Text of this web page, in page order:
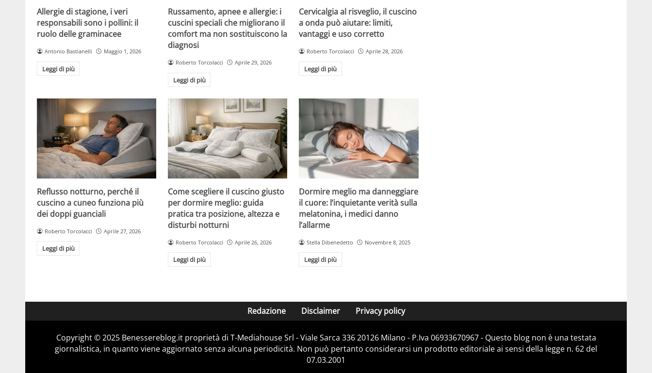
Allergie di stagione, i veri
responsabili sono i pollini: il
ruolo delle graminacee
Antonio Bastianelli Maggio 1, 2026
Leggi di più
Russamento, apnee e allergie: i
cuscini speciali che migliorano il
comfort ma non sostituiscono la
diagnosi
Roberto Torcolacci Aprile 29, 2026
Leggi di più
Cervicalgia al risveglio, il cuscino
a onda può aiutare: limiti,
vantaggi e uso corretto
Roberto Torcolacci Aprile 28, 2026
Leggi di più
Reflusso notturno, perché il
cuscino a cuneo funziona più
dei doppi guanciali
Roberto Torcolacci Aprile 27, 2026
Leggi di più
Come scegliere il cuscino giusto
per dormire meglio: guida
pratica tra posizione, altezza e
disturbi notturni
Roberto Torcolacci Aprile 26, 2026
Leggi di più
Dormire meglio ma danneggiare
il cuore: l’inquietante verità sulla
melatonina, i medici danno
l’allarme
Stella Dibenedetto Novembre 8, 2025
Leggi di più
Redazione Disclaimer Privacy policy
Copyright © 2025 Benessereblog.it proprietà di T-Mediahouse Srl - Viale Sarca 336 20126 Milano - P.Iva 06933670967 - Questo blog non è una testata
giornalistica, in quanto viene aggiornato senza alcuna periodicità. Non può pertanto considerarsi un prodotto editoriale ai sensi della legge n. 62 del
07.03.2001